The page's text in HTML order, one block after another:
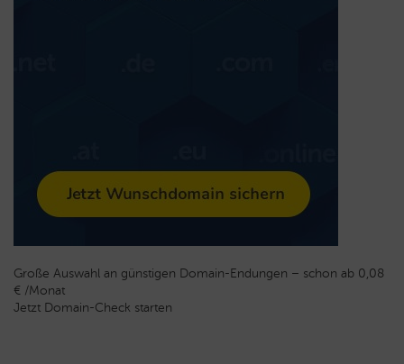
Große Auswahl an günstigen Domain-Endungen – schon ab 0,08
€ /Monat
Jetzt Domain-Check starten